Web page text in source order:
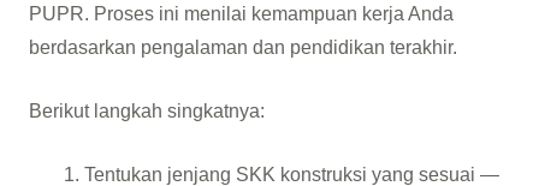
PUPR. Proses ini menilai kemampuan kerja Anda
berdasarkan pengalaman dan pendidikan terakhir.
Berikut langkah singkatnya:
Tentukan jenjang SKK konstruksi yang sesuai —